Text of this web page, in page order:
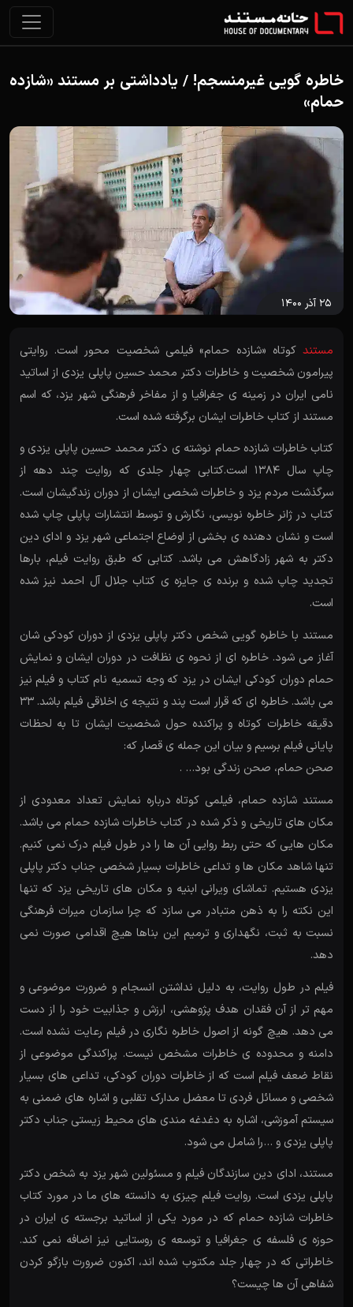
خاطره گویی غیرمنسجم! / یادداشتی بر مستند «شازده
حمام»
۲۵ آذر ۱۴۰۰
مستندکوتاه «شازده حمام» فیلمی شخصیت محور است. روایتی
پیرامون شخصیت و خاطرات دکتر محمد حسین پاپلی یزدی از اساتید
نامی ایران در زمینه ی جغرافیا و از مفاخر فرهنگی شهر یزد، که اسم
مستند از کتاب خاطرات ایشان برگرفته شده است.
کتاب خاطرات شازده حمام نوشته ی دکتر محمد حسین پاپلی یزدی و
چاپ سال 1384 است.کتابی چهار جلدی که روایت چند دهه از
سرگذشت مردم یزد و خاطرات شخصی ایشان از دوران زندگیشان است.
کتاب در ژانر خاطره نویسی، نگارش و توسط انتشارات پاپلی چاپ شده
است و نشان دهنده ی بخشی از اوضاع اجتماعی شهر یزد و ادای دین
دکتر به شهر زادگاهش می باشد. کتابی که طبق روایت فیلم، بارها
تجدید چاپ شده و برنده ی جایزه ی کتاب جلال آل احمد نیز شده
است.
مستند با خاطره گویی شخص دکتر پاپلی یزدی از دوران کودکی شان
آغاز می شود. خاطره ای از نحوه ی نظافت در دوران ایشان و نمایش
حمام دوران کودکی ایشان در یزد که وجه تسمیه نام کتاب و فیلم نیز
می باشد. خاطره ای که قرار است پند و نتیجه ی اخلاقی فیلم باشد. 33
دقیقه خاطرات کوتاه و پراکنده حول شخصیت ایشان تا به لحظات
پایانی فیلم برسیم و بیان این جمله ی قصار که:
صحن حمام، صحن زندگی بود… .
مستند شازده حمام، فیلمی کوتاه درباره نمایش تعداد معدودی از
مکان های تاریخی و ذکر شده در کتاب خاطرات شازده حمام می باشد.
مکان هایی که حتی ربط روایی آن ها را در طول فیلم درک نمی کنیم.
تنها شاهد مکان ها و تداعی خاطرات بسیار شخصی جناب دکتر پاپلی
یزدی هستیم. تماشای ویرانی ابنیه و مکان های تاریخی یزد که تنها
این نکته را به ذهن متبادر می سازد که چرا سازمان میراث فرهنگی
نسبت به ثبت، نگهداری و ترمیم این بناها هیچ اقدامی صورت نمی
دهد.
فیلم در طول روایت، به دلیل نداشتن انسجام و ضرورت موضوعی و
مهم تر از آن فقدان هدف پژوهشی، ارزش و جذابیت خود را از دست
می دهد. هیچ گونه از اصول خاطره نگاری در فیلم رعایت نشده است.
دامنه و محدوده ی خاطرات مشخص نیست. پراکندگی موضوعی از
نقاط ضعف فیلم است که از خاطرات دوران کودکی، تداعی های بسیار
شخصی و مسائل فردی تا معضل مدارک تقلبی و اشاره های ضمنی به
سیستم آموزشی، اشاره به دغدغه مندی های محیط زیستی جناب دکتر
پاپلی یزدی و …را شامل می شود.
مستند، ادای دین سازندگان فیلم و مسئولین شهر یزد به شخص دکتر
پاپلی یزدی است. روایت فیلم چیزی به دانسته های ما در مورد کتاب
خاطرات شازده حمام که در مورد یکی از اساتید برجسته ی ایران در
حوزه ی فلسفه ی جغرافیا و توسعه ی روستایی نیز اضافه نمی کند.
خاطراتی که در چهار جلد مکتوب شده اند، اکنون ضرورت بازگو کردن
شفاهی آن ها چیست؟